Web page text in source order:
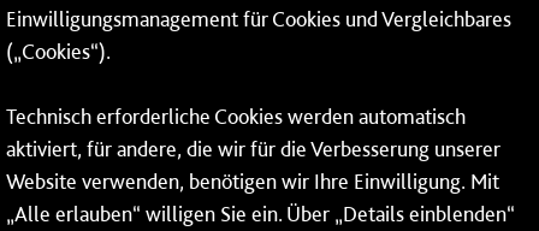
06131 – 12 77 77
Fax: 06131 – 12 66 66
* Montags bis freitags bis 7 und ab 18 Uhr sowie an
Wochenenden und Feiertagen ganztags werden Ihre
Anrufe je nach Themenauswahl an ein Callcenter des
Einwilligungsmanagement für Cookies und Vergleichbares
(„Cookies“).
Technisch erforderliche Cookies werden automatisch
aktiviert, für andere, die wir für die Verbesserung unserer
Website verwenden, benötigen wir Ihre Einwilligung. Mit
„Alle erlauben“ willigen Sie ein. Über „Details einblenden“